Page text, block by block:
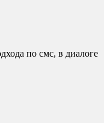
по смс, в диалоге